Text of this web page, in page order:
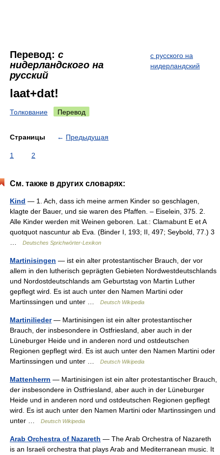
Перевод: с
нидерландского на
русский
с русского на
нидерландский
laat+dat!
Толкование Перевод
Страницы ← Предыдущая
1 2
См. также в других словарях:
Kind — 1. Ach, dass ich meine armen Kinder so geschlagen,
klagte der Bauer, und sie waren des Pfaffen. – Eiselein, 375. 2.
Alle Kinder werden mit Weinen geboren. Lat.: Clamabunt E et A
quotquot nascuntur ab Eva. (Binder I, 193; II, 497; Seybold, 77.) 3
Deutsches Sprichwörter-Lexikon
Martinisingen — ist ein alter protestantischer Brauch, der vor
allem in den lutherisch geprägten Gebieten Nordwestdeutschlands
und Nordostdeutschlands am Geburtstag von Martin Luther
gepflegt wird. Es ist auch unter den Namen Martini oder
Martinssingen und unter …
Deutsch Wikipedia
Martinilieder— Martinisingen ist ein alter protestantischer
Brauch, der insbesondere in Ostfriesland, aber auch in der
Lüneburger Heide und in anderen nord und ostdeutschen
Regionen gepflegt wird. Es ist auch unter den Namen Martini oder
Martinssingen und unter …
Deutsch Wikipedia
Mattenherrn — Martinisingen ist ein alter protestantischer Brauch,
der insbesondere in Ostfriesland, aber auch in der Lüneburger
Heide und in anderen nord und ostdeutschen Regionen gepflegt
wird. Es ist auch unter den Namen Martini oder Martinssingen und
unter …
Deutsch Wikipedia
Arab Orchestra of Nazareth — The Arab Orchestra of Nazareth
is an Israeli orchestra that plays Arab and Mediterranean music. It